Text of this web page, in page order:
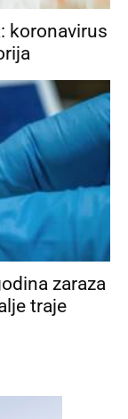
koronavirus
zaraza
traje